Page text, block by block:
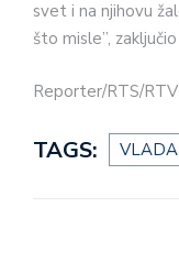
svet i na njihovu
što misle”,
Reporter/RTS/RTV
TAGS: VLADA